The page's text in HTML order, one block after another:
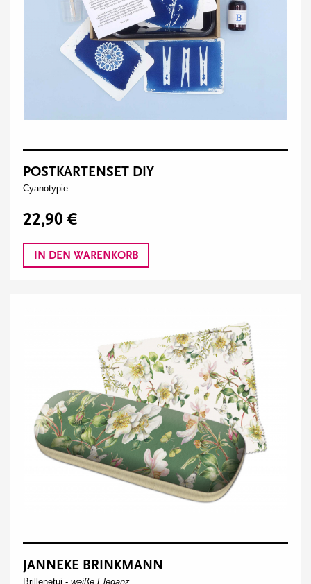
POSTKARTENSET DIY
Cyanotypie
22,90 €
IN DEN WARENKORB
JANNEKE BRINKMANN
Brillenetui - weiße Eleganz